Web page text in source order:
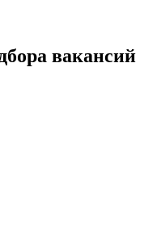
вакансий